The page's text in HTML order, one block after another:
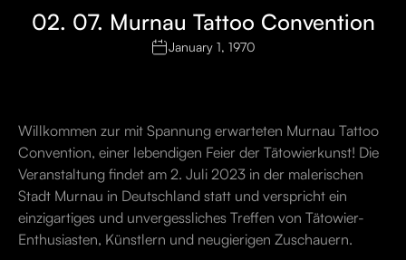
02. 07. Murnau Tattoo Convention
January 1, 1970
Willkommen zur mit Spannung erwarteten Murnau Tattoo
Convention, einer lebendigen Feier der Tätowierkunst! Die
Veranstaltung findet am 2. Juli 2023 in der malerischen
Stadt Murnau in Deutschland statt und verspricht ein
einzigartiges und unvergessliches Treffen von Tätowier-
Enthusiasten, Künstlern und neugierigen Zuschauern.